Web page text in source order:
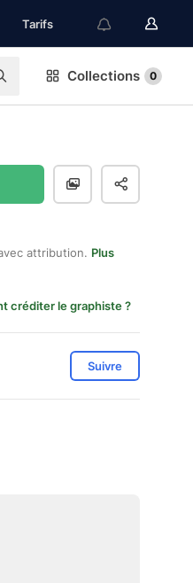
Tarifs
Collections 0
attribution. Plus
créditer le graphiste ?
Suivre